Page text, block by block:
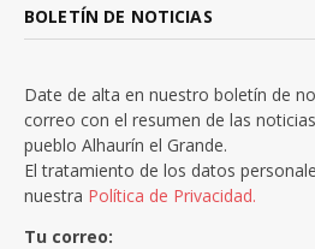
BOLETÍN DE NOTICIAS
Date de alta en nuestro boletín de
correo con el resumen de las
pueblo Alhaurín el Grande.
El tratamiento de los datos
nuestra Política de Privacidad.
Tu correo: